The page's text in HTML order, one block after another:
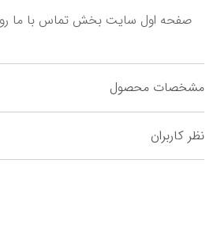
مشخصات محصول
نظر کاربران